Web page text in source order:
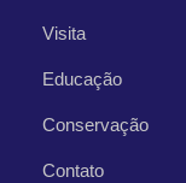
Visita
Educação
Conservação
Contato